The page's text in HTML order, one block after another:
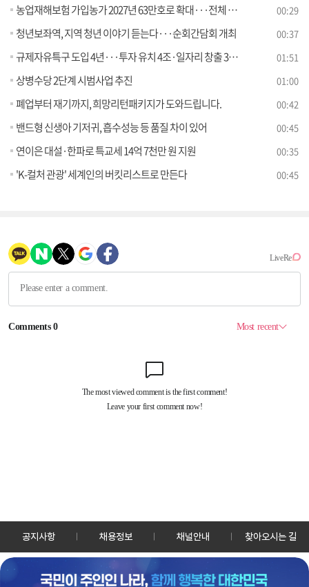
농업재해보험 가입농가 2027년 63만호로 확대···전체 농가의 60% 00:29
청년보좌역, 지역 청년 이야기 듣는다···순회간담회 개최 00:37
규제자유특구 도입 4년···투자 유치 4조·일자리 창출 3천7백 명 01:51
상병수당 2단계 시범사업 추진 01:00
폐업부터 재기까지, 희망리턴패키지가 도와드립니다. 00:42
밴드형 신생아 기저귀, 흡수성능 등 품질 차이 있어 00:45
연이은 대설·한파로 특교세 14억 7천만 원 지원 00:35
'K-컬처 관광' 세계인의 버킷리스트로 만든다 00:45
공지사항 채용정보 채널안내 찾아오시는 길
30128 세종특별자치시 정부2청사로 13 한국정책방송원 KTV
TEL: 044-204-8000